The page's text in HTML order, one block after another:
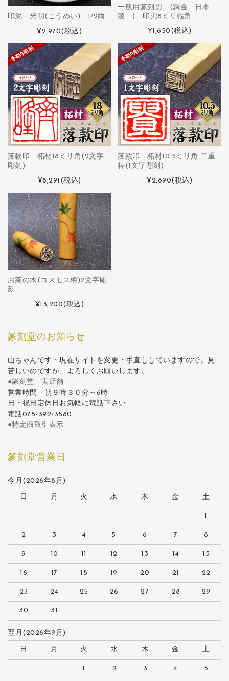
印泥 光明(こうめい) 1/2両
¥2,970(税込)
一般用篆刻刃 (鋼金 日本
製 ) 印刃8ミリ幅角
¥1,650 (税込)
落款印 柘材18ミリ角(2文字
彫刻)
¥8,291 (税込)
落款印 柘材10.5ミリ角 二重
枠(1文字彫刻)
¥2,890(税込)
お茶の木(コスモス柄)2文字彫
刻
¥13,200(税込)
篆刻堂のお知らせ
山ちゃんです・現在サイトを変更・手直ししていますので。見
苦しいのですが、よろしくお願いします。
●篆刻堂 実店舗
営業時間 朝９時３０分～6時
日・祝日定休日お気軽に電話下さい
電話075-392-3580
●特定商取引表示
篆刻堂営業日
今月(2026年8月)
日 月 火 水 木 金 土
1
2 3 4 5 6 7 8
9 10 11 12 13 14 15
16 17 18 19 20 21 22
23 24 25 26 27 28 29
30 31
翌月(2026年9月)
日 月 火 水 木 金 土
1 2 3 4 5